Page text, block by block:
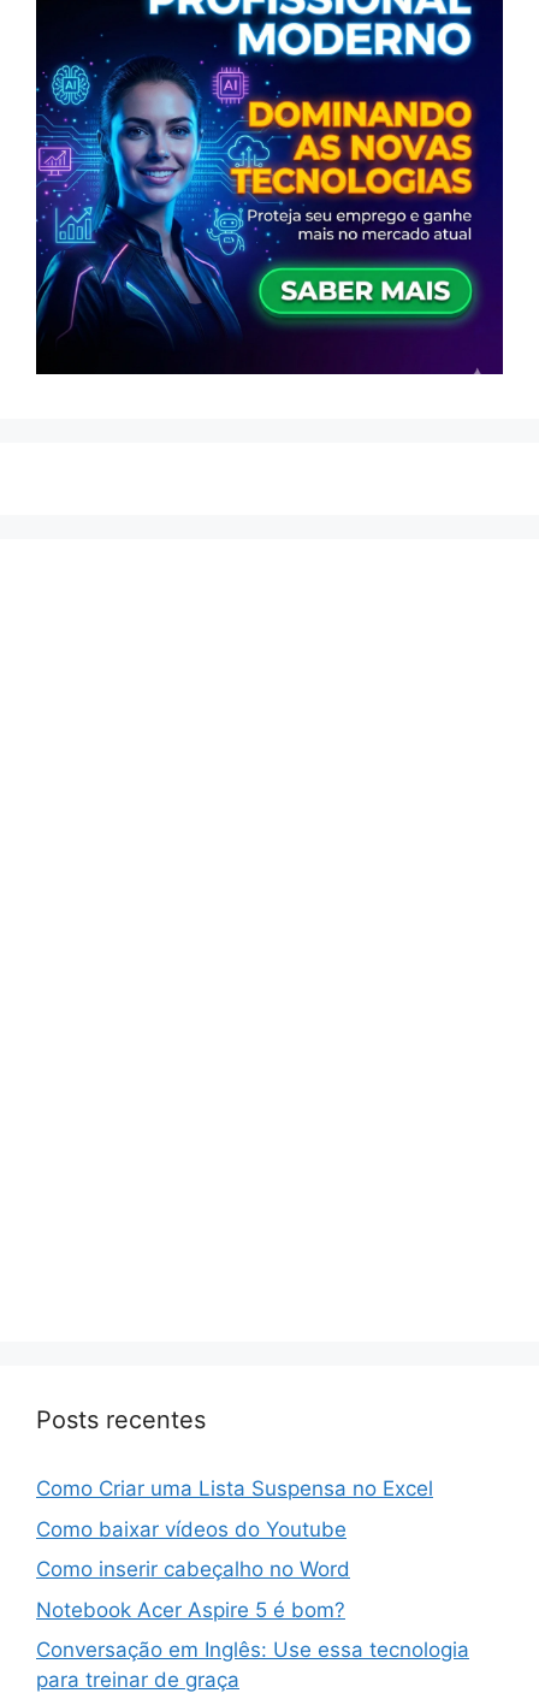
Posts recentes
Como Criar uma Lista Suspensa no Excel
Como baixar vídeos do Youtube
Como inserir cabeçalho no Word
Notebook Acer Aspire 5 é bom?
Conversação em Inglês: Use essa tecnologia
para treinar de graça